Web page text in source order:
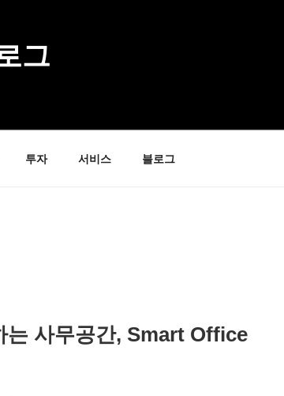
그
투자 서비스 블로그
는 사무공간, Smart Office